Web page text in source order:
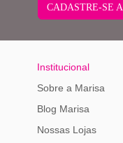
CADASTRE-SE
Institucional
Sobre a Marisa
Blog Marisa
Nossas Lojas